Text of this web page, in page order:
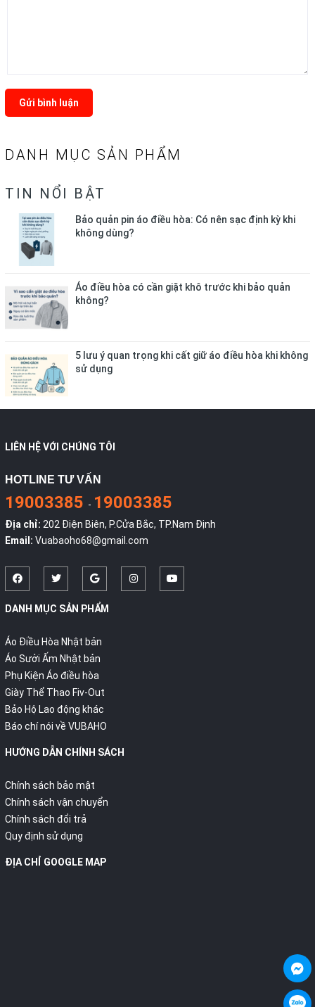
DANH MỤC SẢN PHẨM
TIN NỔI BẬT
Bảo quản pin áo điều hòa: Có nên sạc định kỳ khi
không dùng?
Áo điều hòa có cần giặt khô trước khi bảo quản
không?
5 lưu ý quan trọng khi cất giữ áo điều hòa khi không
sử dụng
Gửi bình luận
LIÊN HỆ VỚI CHÚNG TÔI
HOTLINE TƯ VẤN
19003385 - 19003385
Địa chỉ: 202 Điện Biên, P.Cửa Bắc, TP.Nam Định
Email: Vuabaoho68@gmail.com
DANH MỤC SẢN PHẨM
Áo Điều Hòa Nhật bản
Áo Sưởi Ấm Nhật bản
Phụ Kiện Áo điều hòa
Giày Thể Thao Fiv-Out
Bảo Hộ Lao động khác
Báo chí nói về VUBAHO
HƯỚNG DẪN CHÍNH SÁCH
Chính sách bảo mật
Chính sách vận chuyển
Chính sách đổi trả
Quy định sử dụng
ĐỊA CHỈ GOOGLE MAP